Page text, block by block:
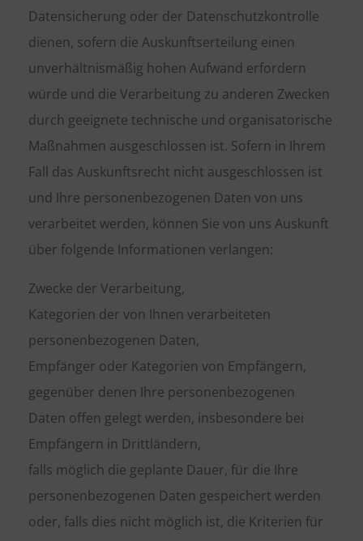
Datensicherung oder der Datenschutzkontrolle
dienen, sofern die Auskunftserteilung einen
unverhältnismäßig hohen Aufwand erfordern
würde und die Verarbeitung zu anderen Zwecken
durch geeignete technische und organisatorische
Maßnahmen ausgeschlossen ist. Sofern in Ihrem
Fall das Auskunftsrecht nicht ausgeschlossen ist
und Ihre personenbezogenen Daten von uns
verarbeitet werden, können Sie von uns Auskunft
über folgende Informationen verlangen:
Zwecke der Verarbeitung,
Kategorien der von Ihnen verarbeiteten
personenbezogenen Daten,
Empfänger oder Kategorien von Empfängern,
gegenüber denen Ihre personenbezogenen
Daten offen gelegt werden, insbesondere bei
Empfängern in Drittländern,
falls möglich die geplante Dauer, für die Ihre
personenbezogenen Daten gespeichert werden
oder, falls dies nicht möglich ist, die Kriterien für